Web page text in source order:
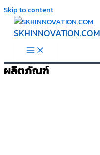
Skip to content
SKHINNOVATION.COM
ผลิตภัณฑ์